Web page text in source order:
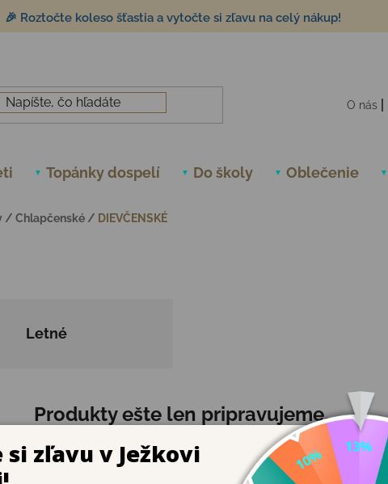
🎉 Roztočte koleso šťastia a vytočte si zľavu na celý nákup!
O nás
Topánky dospelí Do školy Oblečenie
/ Chlapčenské / DIEVČENSKÉ
Letné
Produkty ešte len pripravujeme.